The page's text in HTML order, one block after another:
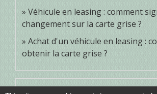
Véhicule en leasing : comment
changement sur la carte grise ?
Achat d'un véhicule en leasing :
obtenir la carte grise ?
Pour en savoir plus